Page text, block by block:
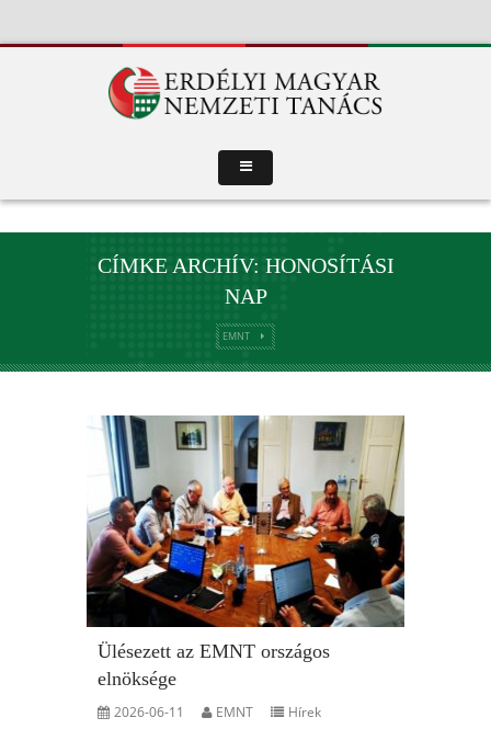
CÍMKE ARCHÍV: HONOSÍTÁSI
NAP
EMNT
Ülésezett az EMNT országos
elnöksége
2026-06-11 EMNT Hírek